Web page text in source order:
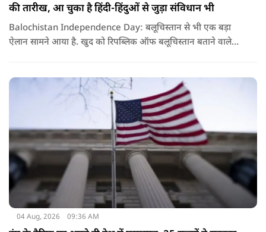
की तारीख, आ चुका है हिंदी-हिंदुओं से जुड़ा संविधान भी
Balochistan Independence Day: बलूचिस्तान से भी एक बड़ा
ऐलान सामने आया है. खुद को रिपब्लिक ऑफ बलूचिस्तान बताने वाले
04 Aug, 2026 09:36 AM